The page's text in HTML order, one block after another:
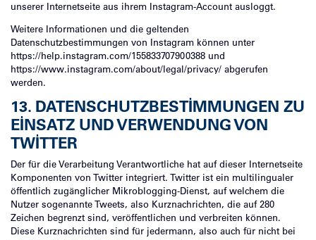
unserer Internetseite aus ihrem Instagram-Account ausloggt.
Weitere Informationen und die geltenden
Datenschutzbestimmungen von Instagram können unter
https://help.instagram.com/155833707900388 und
https://www.instagram.com/about/legal/privacy/ abgerufen
werden.
13. DATENSCHUTZBESTIMMUNGEN ZU
EINSATZ UND VERWENDUNG VON
TWITTER
Der für die Verarbeitung Verantwortliche hat auf dieser Internetseite
Komponenten von Twitter integriert. Twitter ist ein multilingualer
öffentlich zugänglicher Mikroblogging-Dienst, auf welchem die
Nutzer sogenannte Tweets, also Kurznachrichten, die auf 280
Zeichen begrenzt sind, veröffentlichen und verbreiten können.
Diese Kurznachrichten sind für jedermann, also auch für nicht bei